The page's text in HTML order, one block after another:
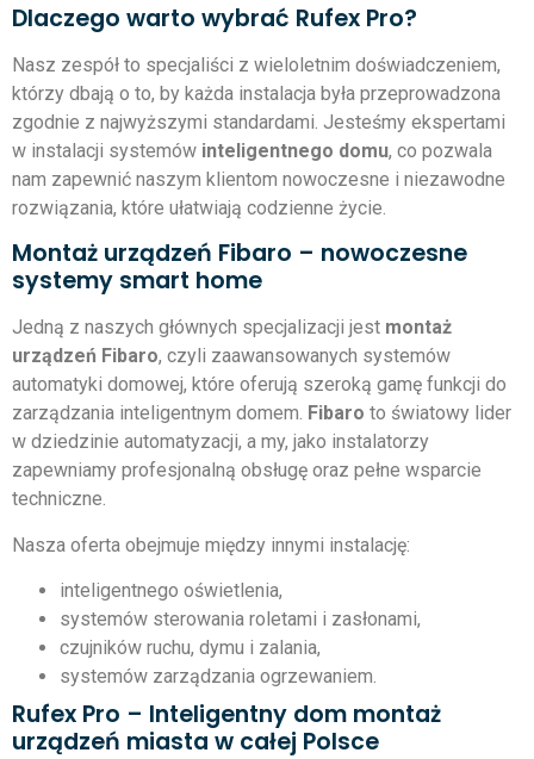
Dlaczego warto wybrać Rufex Pro?
Nasz zespół to specjaliści z wieloletnim doświadczeniem,
którzy dbają o to, by każda instalacja była przeprowadzona
zgodnie z najwyższymi standardami. Jesteśmy ekspertami
w instalacji systemów inteligentnego domu, co pozwala
nam zapewnić naszym klientom nowoczesne i niezawodne
rozwiązania, które ułatwiają codzienne życie.
Montaż urządzeń Fibaro – nowoczesne
systemy smart home
Jedną z naszych głównych specjalizacji jest montaż
urządzeń Fibaro, czyli zaawansowanych systemów
automatyki domowej, które oferują szeroką gamę funkcji do
zarządzania inteligentnym domem. Fibaro to światowy lider
w dziedzinie automatyzacji, a my, jako instalatorzy
zapewniamy profesjonalną obsługę oraz pełne wsparcie
techniczne.
Nasza oferta obejmuje między innymi instalację:
inteligentnego oświetlenia,
systemów sterowania roletami i zasłonami,
czujników ruchu, dymu i zalania,
systemów zarządzania ogrzewaniem.
Rufex Pro – Inteligentny dom montaż
urządzeń miasta w całej Polsce